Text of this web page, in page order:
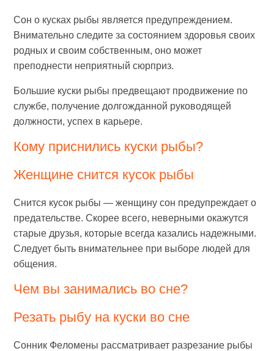
Сон о кусках рыбы является предупреждением.
Внимательно следите за состоянием здоровья своих
родных и своим собственным, оно может
преподнести неприятный сюрприз.
Большие куски рыбы предвещают продвижение по
службе, получение долгожданной руководящей
должности, успех в карьере.
Кому приснились куски рыбы?
Женщине снится кусок рыбы
Снится кусок рыбы — женщину сон предупреждает о
предательстве. Скорее всего, неверными окажутся
старые друзья, которые всегда казались надежными.
Следует быть внимательнее при выборе людей для
общения.
Чем вы занимались во сне?
Резать рыбу на куски во сне
Сонник Фeломeны рассматривает разрезание рыбы